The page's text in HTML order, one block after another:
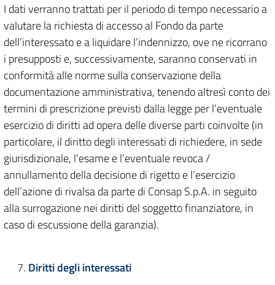
I dati verranno trattati per il periodo di tempo necessario a
valutare la richiesta di accesso al Fondo da parte
dell’interessato e a liquidare l’indennizzo, ove ne ricorrano
i presupposti e, successivamente, saranno conservati in
conformità alle norme sulla conservazione della
documentazione amministrativa, tenendo altresì conto dei
termini di prescrizione previsti dalla legge per l’eventuale
esercizio di diritti ad opera delle diverse parti coinvolte (in
particolare, il diritto degli interessati di richiedere, in sede
giurisdizionale, l’esame e l’eventuale revoca /
annullamento della decisione di rigetto e l’esercizio
dell’azione di rivalsa da parte di Consap S.p.A. in seguito
alla surrogazione nei diritti del soggetto finanziatore, in
caso di escussione della garanzia).
Diritti degli interessati